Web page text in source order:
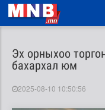
Эх орныхоо
бахархал юм
2025-08-10 10:50:56